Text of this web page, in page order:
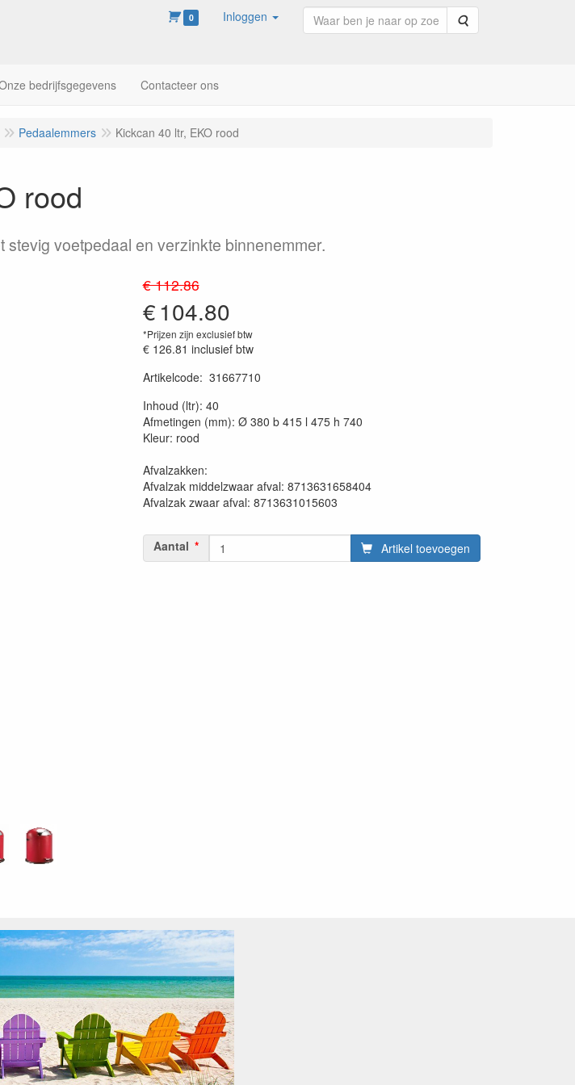
0 Inloggen Zoeken
bedrijfsgegevens Contacteer ons
Pedaalemmers Kickcan 40 ltr, EKO rood
rood
stevig voetpedaal en verzinkte binnenemmer.
€ 112.86
€104.80
*Prijzen zijn exclusief btw
€ 126.81 inclusief btw
Artikelcode: 31667710
Inhoud (ltr): 40
Afmetingen (mm): Ø 380 b 415 l 475 h 740
Kleur: rood
Afvalzakken:
Afvalzak middelzwaar afval: 8713631658404
Afvalzak zwaar afval: 8713631015603
Aantal Artikel toevoegen